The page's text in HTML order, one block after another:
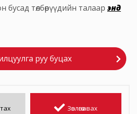
бусад төлбөрүүдийн талаар энд
руу буцах
Зөвлөгөө авах